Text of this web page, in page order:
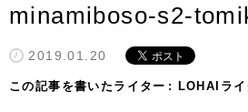
minamiboso-s2-
2019.01.20
この記事を書いたライター LOHAIライ